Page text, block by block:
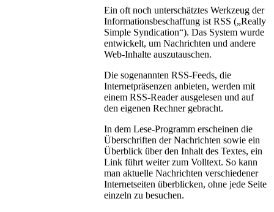
Ein oft noch unterschätztes Werkzeug der
Informationsbeschaffung ist RSS („Really
Simple Syndication“). Das System wurde
entwickelt, um Nachrichten und andere
Web-Inhalte auszutauschen.
Die sogenannten RSS-Feeds, die
Internetpräsenzen anbieten, werden mit
einem RSS-Reader ausgelesen und auf
den eigenen Rechner gebracht.
In dem Lese-Programm erscheinen die
Überschriften der Nachrichten sowie ein
Überblick über den Inhalt des Textes, ein
Link führt weiter zum Volltext. So kann
man aktuelle Nachrichten verschiedener
Internetseiten überblicken, ohne jede Seite
einzeln zu besuchen.